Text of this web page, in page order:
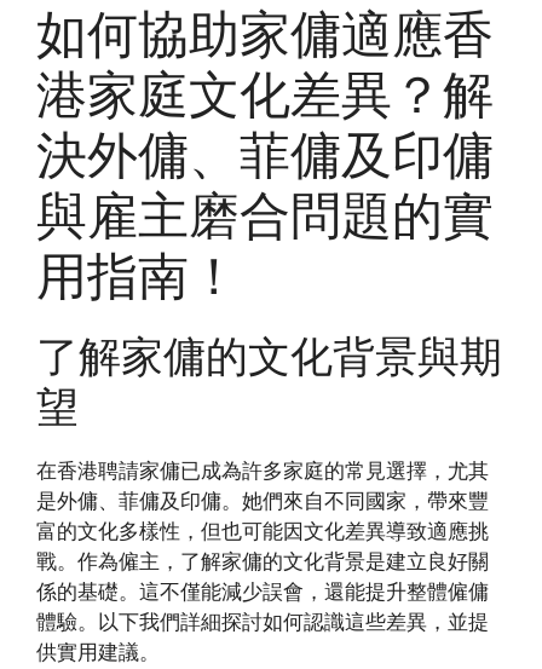
如何協助家傭適應香
港家庭文化差異？解
決外傭、菲傭及印傭
與雇主磨合問題的實
用指南！
了解家傭的文化背景與期
望
在香港聘請家傭已成為許多家庭的常見選擇，尤其
是外傭、菲傭及印傭。她們來自不同國家，帶來豐
富的文化多樣性，但也可能因文化差異導致適應挑
戰。作為僱主，了解家傭的文化背景是建立良好關
係的基礎。這不僅能減少誤會，還能提升整體僱傭
體驗。以下我們詳細探討如何認識這些差異，並提
供實用建議。